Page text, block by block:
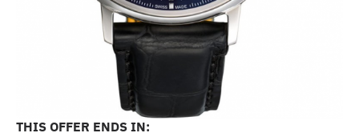
THIS OFFER ENDS IN: